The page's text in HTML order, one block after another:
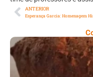
ANTERIOR